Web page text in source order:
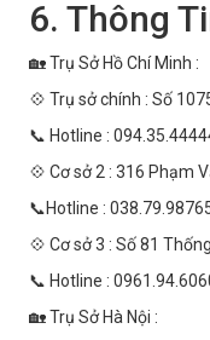
6. Thông
🏡 Trụ Sở Hồ Chí Minh :
💠 Trụ sở chính : Số
📞 Hotline :
💠 Cơ sở 2 : 316 Phạm
📞Hotline :
💠 Cơ sở 3 : Số 81
📞 Hotline :
🏡 Trụ Sở Hà Nội :